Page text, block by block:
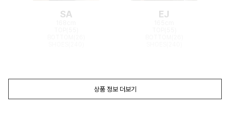
SA EJ
상품 정보 더보기